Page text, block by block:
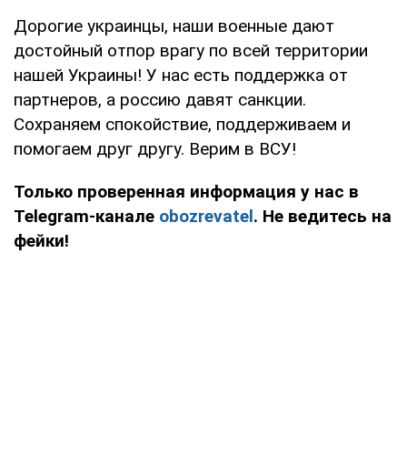
Дорогие украинцы, наши военные дают
достойный отпор врагу по всей территории
нашей Украины! У нас есть поддержка от
партнеров, а россию давят санкции.
Сохраняем спокойствие, поддерживаем и
помогаем друг другу. Верим в ВСУ!
Только проверенная информация у нас в
Telegram-канале obozrevatel. Не ведитесь на
фейки!